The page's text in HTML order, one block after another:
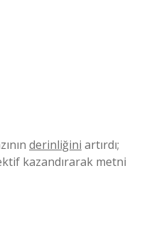
derinliğini artırdı;
kazandırarak metni